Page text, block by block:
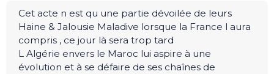
Cet acte n est qu une partie dévoilée de leurs
Haine & Jalousie Maladive lorsque la France l aura
compris , ce jour là sera trop tard
L Algérie envers le Maroc lui aspire à une
évolution et à se défaire de ses chaînes de